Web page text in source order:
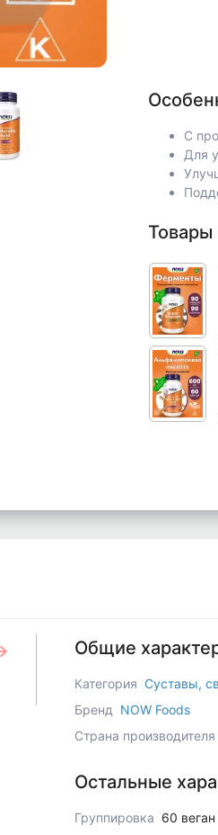
С
Для
Товары
Общие
Категория Суставы,
Бренд
NOW Foods
Страна производителя
Остальные
Группировка 60